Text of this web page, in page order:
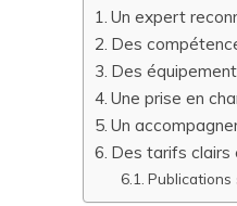
Un expert
Des
Des
Une prise en
Un
Des tarifs
Publications